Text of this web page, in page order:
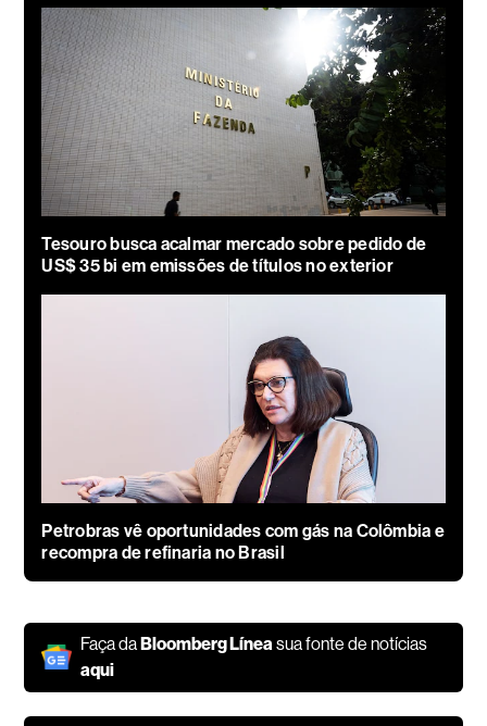
Tesouro busca acalmar mercado sobre pedido de
US$ 35 bi em emissões de títulos no exterior
Petrobras vê oportunidades com gás na Colômbia e
recompra de refinaria no Brasil
Faça daBloomberg Líneasua fonte de notícias
aqui